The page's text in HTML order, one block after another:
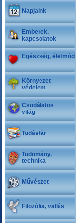
Napjaink
Emberek,
kapcsolatok
Egészség, életmód
Környezet
védelem
Csodálatos
világ
Tudástár
Tudomány,
technika
Művészet
Filozófia, vallás